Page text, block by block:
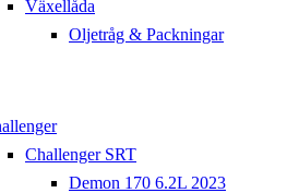
Växellåda
Oljetråg & Packningar
Challenger SRT
Demon 170 6.2L 2023